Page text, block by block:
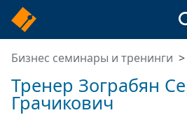
Бизнес семинары и тренинги
Тренер Зограбян
Грачикович